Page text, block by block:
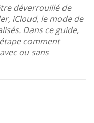
déverrouillé de
iCloud, le mode de
Dans ce guide,
comment
ou sans